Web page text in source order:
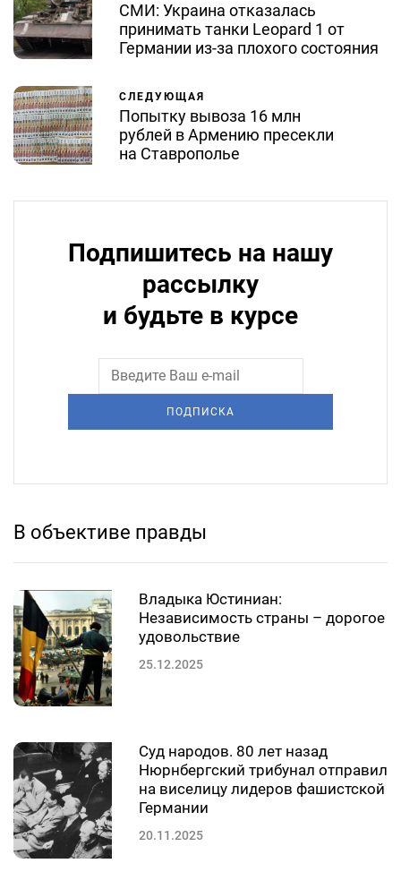
СМИ: Украина отказалась
принимать танки Leopard 1 от
Германии из-за плохого состояния
СЛЕДУЮЩАЯ
Попытку вывоза 16 млн
рублей в Армению пресекли
на Ставрополье
Подпишитесь на нашу
рассылку
и будьте в курсе
ПОДПИСКА
В объективе правды
Владыка Юстиниан:
Независимость страны – дорогое
удовольствие
25.12.2025
Суд народов. 80 лет назад
Нюрнбергский трибунал отправил
на виселицу лидеров фашистской
Германии
20.11.2025